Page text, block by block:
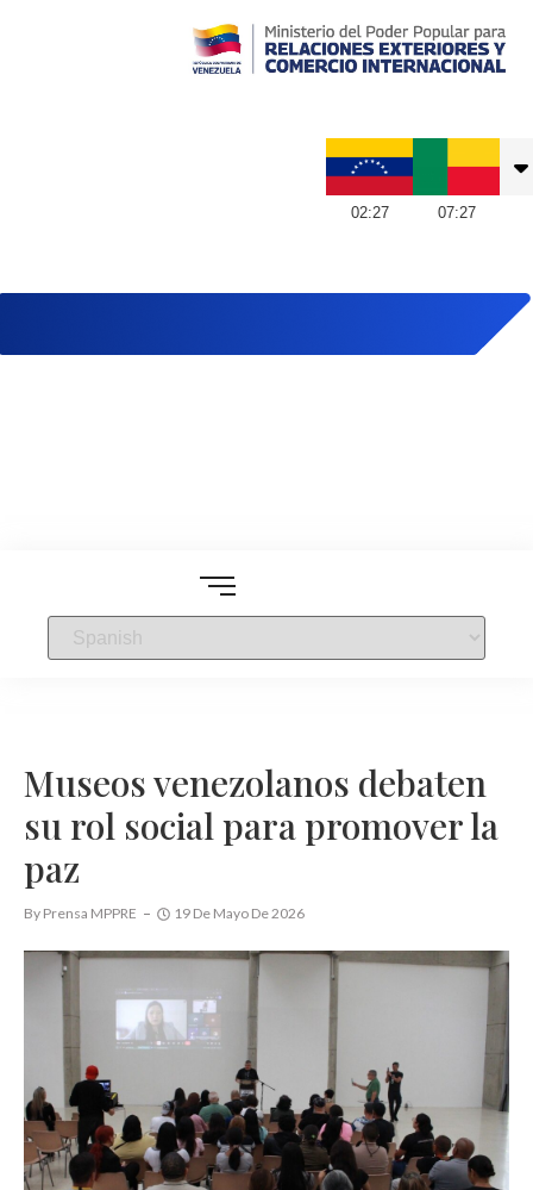
02:27 07:27
Museos venezolanos debaten
su rol social para promover la
paz
By Prensa MPPRE 19 De Mayo De 2026